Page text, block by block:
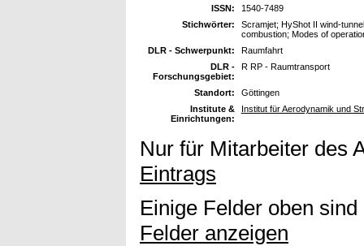
ISSN:
1540-7489
Stichwörter:
Scramjet; HyShot II wind-
combustion; Modes of
DLR - Schwerpunkt:
Raumfahrt
DLR -
Forschungsgebiet:
R RP - Raumtransport
Standort:
Göttingen
Institute &
Einrichtungen:
Institut für Aerodynamik und
Nur für Mitarbeiter des
Eintrags
Einige Felder oben
Felder anzeigen